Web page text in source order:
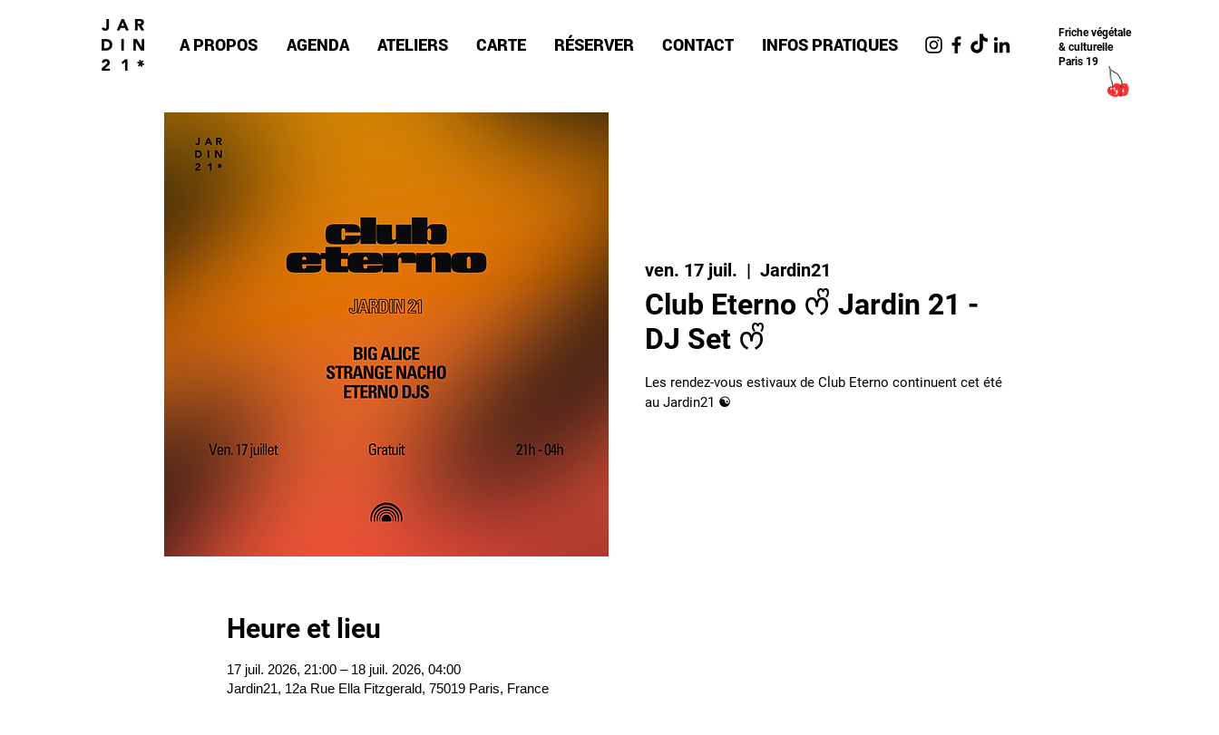
A PROPOS AGENDA ATELIERS CARTE RÉSERVER CONTACT INFOS PRATIQUES
Friche​ végétale
& culturelle
Paris 19
ven. 17 juil.
  |
Jardin21
Club Eterno ᰔᩚ Jardin 21 -
DJ Set ᰔᩚ
Les rendez-vous estivaux de Club Eterno continuent cet été
au Jardin21 ☯
Heure et lieu
17 juil. 2026, 21:00 – 18 juil. 2026, 04:00
Jardin21, 12a Rue Ella Fitzgerald, 75019 Paris, France